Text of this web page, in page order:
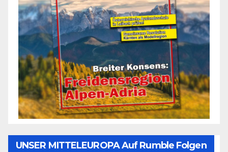
UNSER MITTELEUROPA Auf Rumble Folgen